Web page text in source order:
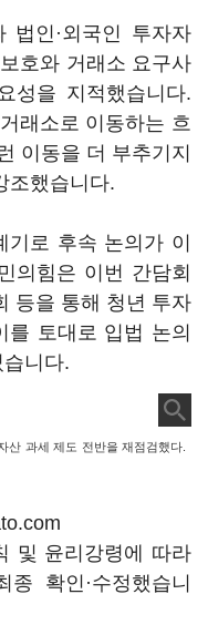
법인·외국인 투자자
호와 거래소 요구사
성을 지적했습니다.
래소로 이동하는 흐
이동을 더 부추기지
조했습니다.
로 후속 논의가 이
의힘은 이번 간담회
등을 통해 청년 투자
토대로 입법 논의
니다.
산 과세 제도 전반을 재점검했다.
및 윤리강령에 따라
확인·수정했습니